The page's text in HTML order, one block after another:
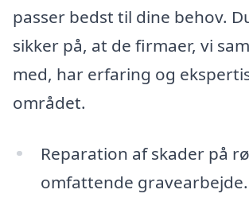
passer bedst til dine behov.
sikker på, at de firmaer, vi
med, har erfaring og
området.
Reparation af skader på
omfattende gravearbejde.